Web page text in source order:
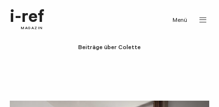
i-ref
MAGAZIN
Menü
Beiträge über Colette